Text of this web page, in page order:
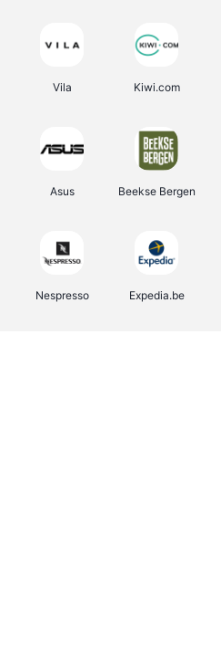
Vila Kiwi.com
Asus Beekse Bergen
Nespresso Expedia.be